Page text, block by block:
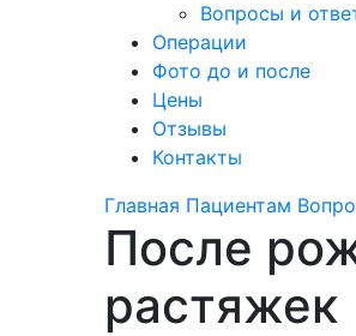
Вопросы и
Операции
Фото до и после
Цены
Отзывы
Контакты
Главная Пациентам
После
растяжек